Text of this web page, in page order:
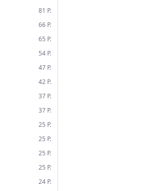
81 P.
66 P.
65 P.
54 P.
47 P.
42 P.
37 P.
37 P.
25 P.
25 P.
25 P.
25 P.
24 P.